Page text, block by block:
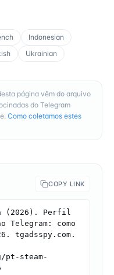
Indonesian
Ukrainian
página vêm do arquivo
do Telegram
Como coletamos estes
COPY LINK
(2026). Perfil
Telegram: como
tgadsspy.com.
pt-steam-